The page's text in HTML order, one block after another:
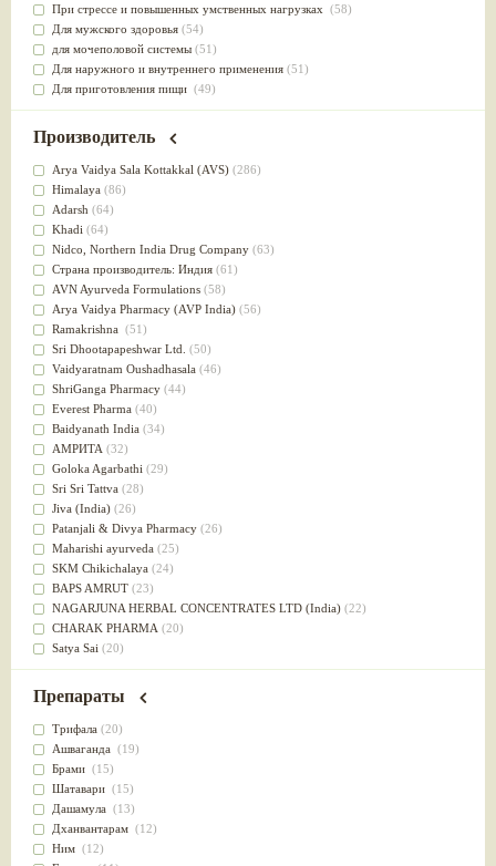
При стрессе и повышенных умственных нагрузках (58)
Для мужского здоровья (54)
для мочеполовой системы (51)
Для наружного и внутреннего применения (51)
Для приготовления пищи (49)
от инфекций мочеполовой системы(49)
для суставов
Лечит опухоли и отеки(46)
Для медитации
выводит токсины
Для здоровья печени
Для тела(39)
для очищения крови(38)
При диабете(38)
Антиоксидант(37)
Для Капха(Кафа) доши
От паразитов(37)
При расстройстве желудка (36)
Успокоительное(36)
Для глаз(34)
от геморроя(34)
Противовоспалительное
Для Питта доши(32)
Для сердца(32)
Для сосудов головного мозга
Для полости рта(32)
Дефицит железа(31)
Для лица(31)
Употребление в пищу
Ароматерапия(29)
Жаропонижающее(29)
для памяти(28)
для почек(28)
Слабительное (28)
Афродизиак(27)
Напитки(27)
Для йоги (27)
Для потенции(26)
Для душа(25)
для концентрации внимания
при нарушении эрекции
Производитель
Arya Vaidya Sala Kottakkal (AVS) (286)
Himalaya (86)
Adarsh (64)
Khadi (64)
Nidсo, Northern India Drug Company (63)
Страна производитель: Индия (61)
AVN Ayurveda Formulations (58)
Arya Vaidya Pharmacy (AVP India) (56)
Ramakrishna (51)
Sri Dhootapapeshwar Ltd. (50)
Vaidyaratnam Oushadhasala (46)
ShriGanga Pharmacy (44)
Everest Pharma (40)
Baidyanath India (34)
АМРИТА (32)
Goloka Agarbathi (29)
Sri Sri Tattva (28)
Jiva (India) (26)
Patanjali & Divya Pharmacy (26)
Maharishi ayurveda (25)
SKM Chikichalaya (24)
BAPS AMRUT (23)
NAGARJUNA HERBAL CONCENTRATES LTD (India) (22)
CHARAK PHARMA (20)
Satya Sai (20)
Vyas(20)
Kerala Ayurveda
(19)
Organic India pvt ltd
Lalita(16)
Ashtang Herbals
Alarsin(14)
Vasu Health care
Baraka(13)
Dabur India Ltd
Препараты
Трифала (20)
Ашваганда (19)
Брами (15)
Шатавари (15)
Дашамула (13)
Дханвантарам (12)
Ним (12)